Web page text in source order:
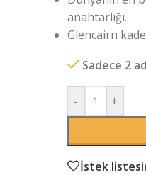
anahtarlığı.
Glencairn
Sadece 2
- +
İstek